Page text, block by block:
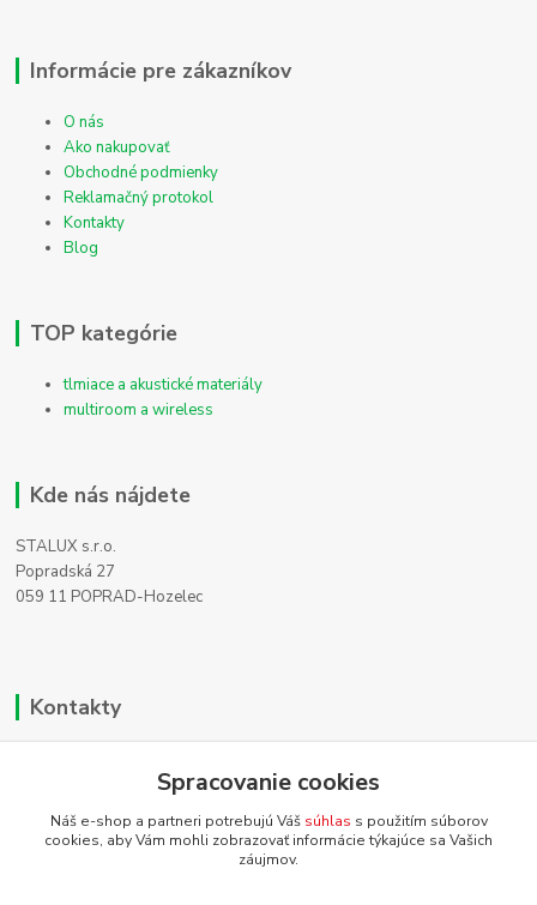
Informácie pre zákazníkov
O nás
Ako nakupovať
Obchodné podmienky
Reklamačný protokol
Kontakty
Blog
TOP kategórie
tlmiace a akustické materiály
multiroom a wireless
Kde nás nájdete
STALUX s.r.o.
Popradská 27
059 11 POPRAD-Hozelec
Kontakty
+421 911 990 200
info@homehifi.sk
Spracovanie cookies
Náš e-shop a partneri potrebujú Váš súhlas s použitím súborov
cookies, aby Vám mohli zobrazovať informácie týkajúce sa Vašich
záujmov.